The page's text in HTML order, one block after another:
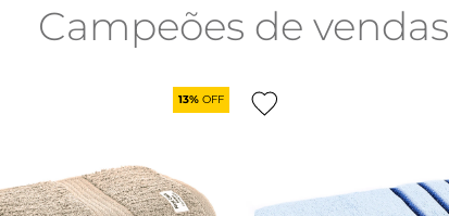
Campeões de vendas
13% OFF